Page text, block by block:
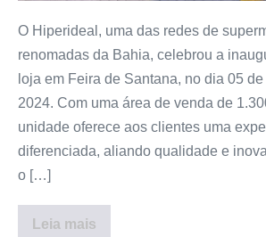
O Hiperideal, uma das redes de
renomadas da Bahia, celebrou a
loja em Feira de Santana, no dia 05
2024. Com uma área de venda de
unidade oferece aos clientes uma
diferenciada, aliando qualidade e
o […]
Leia mais